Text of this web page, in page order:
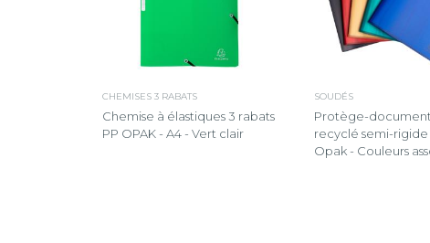
CHEMISES 3 RABATS
Chemise à élastiques 3 rabats
PP OPAK - A4 - Vert clair
SOUDÉS
Protège-
recyclé semi-rigide
Opak - Couleurs